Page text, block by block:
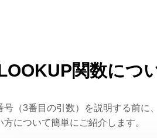
関数につ
号（3番目の引数）を説明する前に
方について簡単にご紹介します。